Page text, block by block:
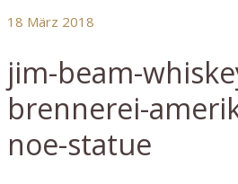
18 März 2018
jim-beam-
brennerei-
noe-statue